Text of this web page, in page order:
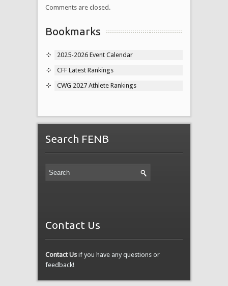
Comments are closed.
Bookmarks
2025-2026 Event Calendar
CFF Latest Rankings
CWG 2027 Athlete Rankings
Search FENB
Contact Us
Contact Us if you have any questions or
feedback!